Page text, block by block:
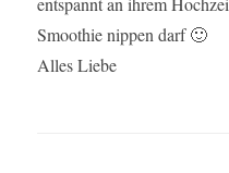
Smoothie nippen darf 🙂
Alles Liebe